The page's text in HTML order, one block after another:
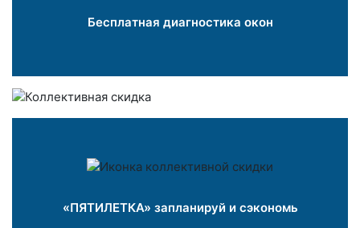
Бесплатная диагностика окон
«ПЯТИЛЕТКА» запланируй и сэкономь